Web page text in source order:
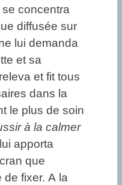
concentra
diffusée sur
lui demanda
et sa
et fit tous
dans la
le plus de soin
à la calmer
apporta
que
de fixer. A la